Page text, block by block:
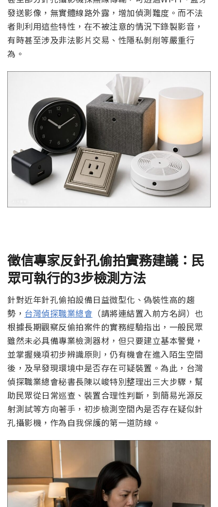
發送影像，無實體線路外露，增加偵測難度。而不法
者則利用這些特性，在不被注意的情況下錄製影音，
有時甚至涉及非法影片交易、性隱私剝削等嚴重行
為。
徵信專家反針孔偷拍實務建議：民
眾可執行的3步檢測方法
針對近年針孔偷拍設備日益微型化、偽裝性高的趨
勢， 台灣偵探職業總會 （請將連結置入前方名詞）也
根據長期觀察反偷拍案件的實務經驗指出，一般民眾
雖然未必具備專業檢測器材，但只要建立基本警覺，
並掌握幾項初步辨識原則，仍有機會在進入陌生空間
後，及早發現環境中是否存在可疑裝置。為此，台灣
偵探職業總會秘書長陳以峻特別整理出三大步驟，幫
助民眾從日常巡查、裝置合理性判斷，到簡易光源反
射測試等方向著手，初步檢測空間內是否存在疑似針
孔攝影機，作為自我保護的第一道防線。